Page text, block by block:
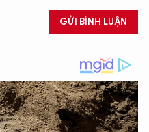
GỬI BÌNH LUẬN